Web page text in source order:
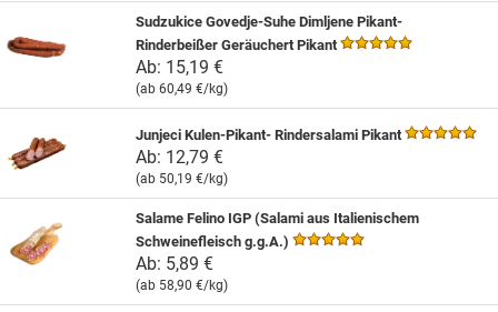
Sudzukice Govedje-Suhe Dimljene Pikant-
Rinderbeißer Geräuchert Pikant
Ab: 15,19 €
(ab 60,49 €/kg)
Junjeci Kulen-Pikant- Rindersalami Pikant
Ab: 12,79 €
(ab 50,19 €/kg)
Salame Felino IGP (Salami aus Italienischem
Schweinefleisch g.g.A.)
Ab: 5,89 €
(ab 58,90 €/kg)